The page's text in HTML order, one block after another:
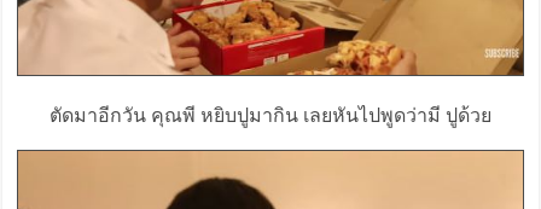
ตัดมาอีกวัน คุณพี หยิบปูมากิน เลยหันไปพูดว่ามี ปูด้วย